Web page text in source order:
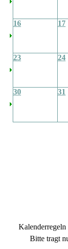
16 17
23 24
30 31
Kalenderregeln
Bitte tragt